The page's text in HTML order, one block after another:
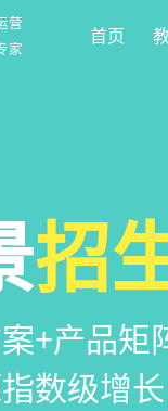
营
家
首页
营
全场景
管理难题
招
+产品矩
数级增长
构
构、学
，体验更